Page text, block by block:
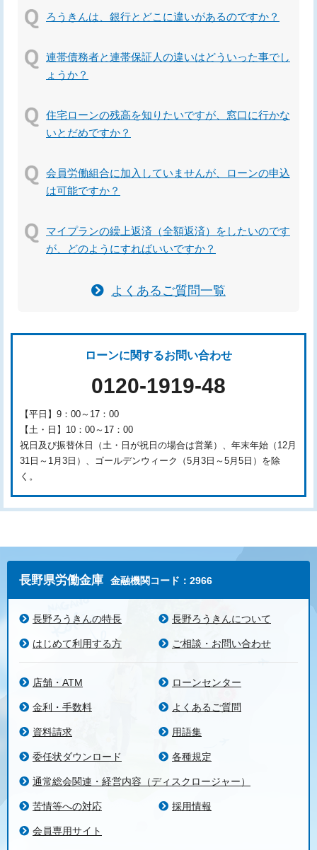
ろうきんは、銀行とどこに違いがあるのですか？
連帯債務者と連帯保証人の違いはどういった事でし
ょうか？
住宅ローンの残高を知りたいですが、窓口に行かな
いとだめですか？
会員労働組合に加入していませんが、ローンの申込
は可能ですか？
マイプランの繰上返済（全額返済）をしたいのです
が、どのようにすればいいですか？
よくあるご質問一覧
ローンに関するお問い合わせ
0120-1919-48
【平日】9：00～17：00
【土・日】10：00～17：00
祝日及び振替休日（土・日が祝日の場合は営業）、年末年始（12月
31日～1月3日）、ゴールデンウィーク（5月3日～5月5日）を除
く。
長野県労働金庫 金融機関コード：2966
長野ろうきんの特長 長野ろうきんについて
はじめて利用する方 ご相談・お問い合わせ
店舗・ATM ローンセンター
金利・手数料 よくあるご質問
資料請求 用語集
委任状ダウンロード 各種規定
通常総会関連・経営内容（ディスクロージャー）
苦情等への対応 採用情報
会員専用サイト